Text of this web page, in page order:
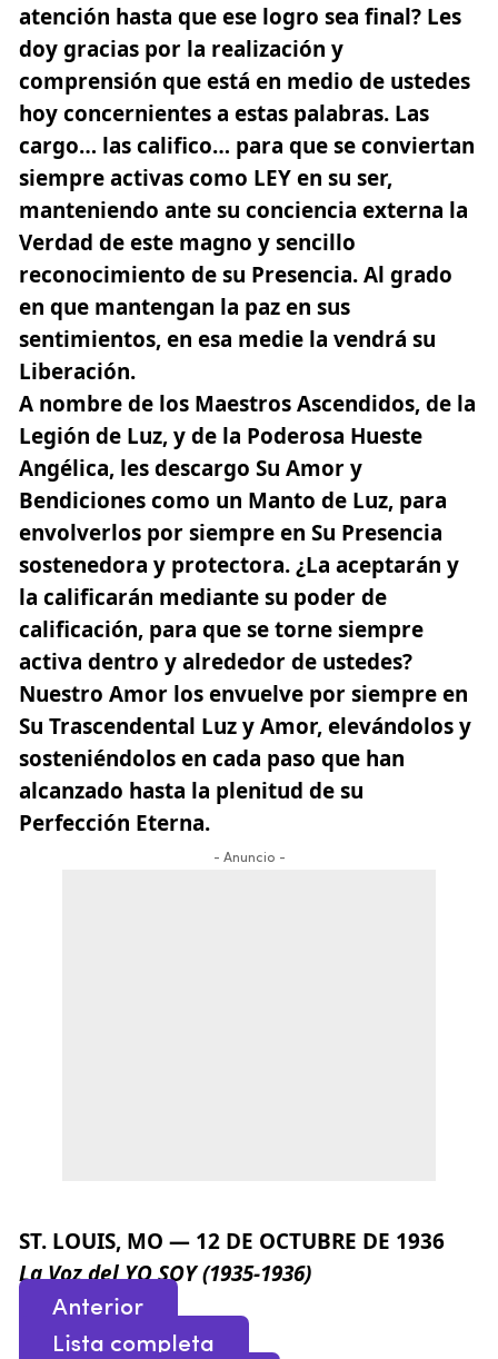
atención hasta que ese logro sea final? Les
doy gracias por la realización y
comprensión que está en medio de ustedes
hoy concernientes a estas palabras. Las
cargo… las califico… para que se conviertan
siempre activas como LEY en su ser,
manteniendo ante su conciencia externa la
Verdad de este magno y sencillo
reconocimiento de su Presencia. Al grado
en que mantengan la paz en sus
sentimientos, en esa medie la vendrá su
Liberación.
A nombre de los Maestros Ascendidos, de la
Legión de Luz, y de la Poderosa Hueste
Angélica, les descargo Su Amor y
Bendiciones como un Manto de Luz, para
envolverlos por siempre en Su Presencia
sostenedora y protectora. ¿La aceptarán y
la calificarán mediante su poder de
calificación, para que se torne siempre
activa dentro y alrededor de ustedes?
Nuestro Amor los envuelve por siempre en
Su Trascendental Luz y Amor, elevándolos y
sosteniéndolos en cada paso que han
alcanzado hasta la plenitud de su
Perfección Eterna.
- Anuncio -
ST. LOUIS, MO — 12 DE OCTUBRE DE 1936
La Voz del YO SOY (1935-1936)
Anterior
Lista completa